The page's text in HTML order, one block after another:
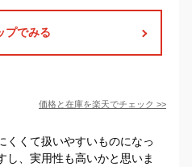
プでみる
価格と在庫を楽天でチェック >>
くくて扱いやすいものになっ
し、実用性も高いかと思いま